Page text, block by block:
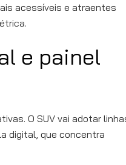
acessíveis e atraentes
e painel
O SUV vai adotar
digital, que concentra